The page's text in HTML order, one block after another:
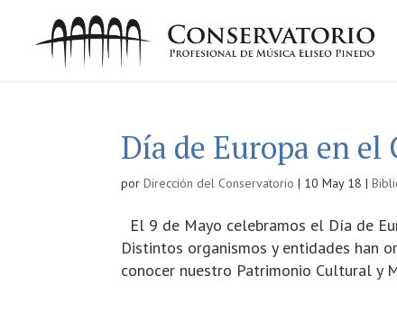
Día de Europa en
porDirección del Conservatorio | 10 May 18 |
El 9 de Mayo celebramos el Día de
Distintos organismos y entidades han
conocer nuestro Patrimonio Cultural y